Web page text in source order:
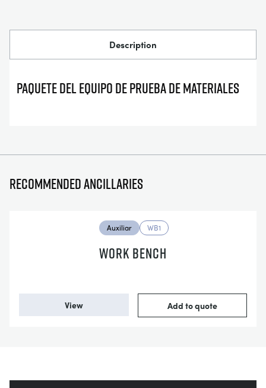
Description
PAQUETE DEL EQUIPO DE PRUEBA DE MATERIALES
Recommended ancillaries
Auxiliar WB1
WORK BENCH
View Add to quote